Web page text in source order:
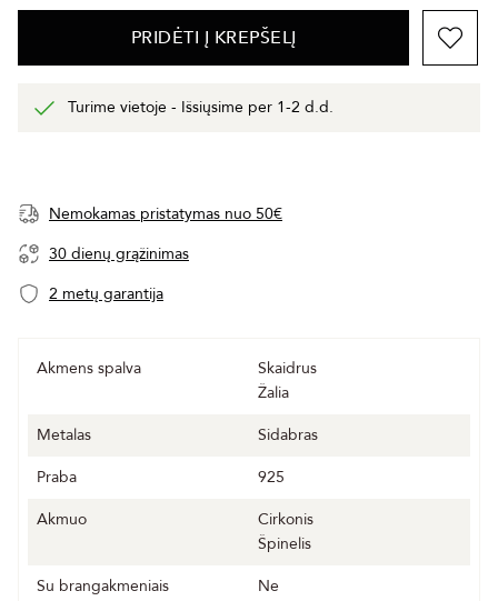
PRIDĖTI Į KREPŠELĮ
Turime vietoje - Išsiųsime per 1-2 d.d.
Nemokamas pristatymas nuo 50€
30 dienų grąžinimas
2 metų garantija
Akmens spalva
Skaidrus
Žalia
Metalas
Sidabras
Praba
925
Akmuo
Cirkonis
Špinelis
Su brangakmeniais
Ne